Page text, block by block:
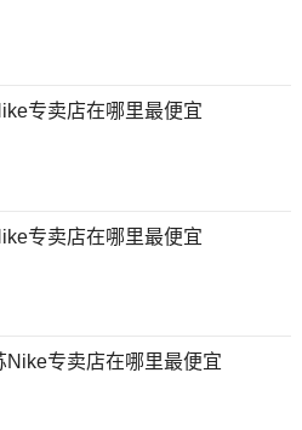
专卖店在哪里最便宜
专卖店在哪里最便宜
Nike专卖店在哪里最便宜